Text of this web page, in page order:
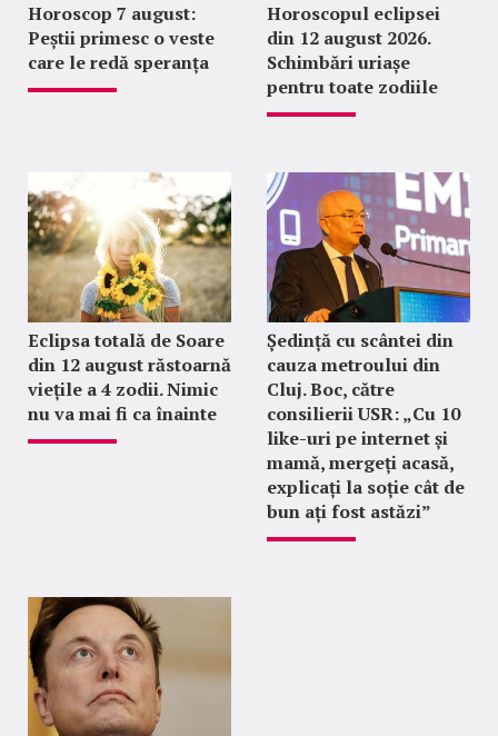
Horoscop 7 august:
Peștii primesc o veste
care le redă speranța
Horoscopul eclipsei
din 12 august 2026.
Schimbări uriașe
pentru toate zodiile
Eclipsa totală de Soare
din 12 august răstoarnă
viețile a 4 zodii. Nimic
nu va mai fi ca înainte
Ședință cu scântei din
cauza metroului din
Cluj. Boc, către
consilierii USR: „Cu 10
like-uri pe internet și
mamă, mergeți acasă,
explicați la soție cât de
bun ați fost astăzi”